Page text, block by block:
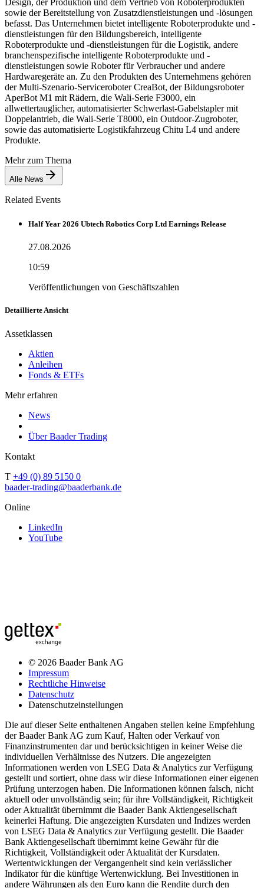
sowie der Bereitstellung von Zusatzdienstleistungen und -lösungen
befasst. Das Unternehmen bietet intelligente Roboterprodukte und -
dienstleistungen für den Bildungsbereich, intelligente
Roboterprodukte und -dienstleistungen für die Logistik, andere
branchenspezifische intelligente Roboterprodukte und -
dienstleistungen sowie Roboter für Verbraucher und andere
Hardwaregeräte an. Zu den Produkten des Unternehmens gehören
der Multi-Szenario-Serviceroboter CreaBot, der Bildungsroboter
AperBot M1 mit Rädern, die Wali-Serie F3000, ein
allwettertauglicher, automatisierter Schwerlast-Gabelstapler mit
Doppelantrieb, die Wali-Serie T8000, ein Outdoor-Zugroboter,
sowie das automatisierte Logistikfahrzeug Chitu L4 und andere
Produkte.
Mehr zum Thema
Alle News
Related Events
Half Year 2026 Ubtech Robotics Corp Ltd Earnings Release
27.08.2026
10:59
Veröffentlichungen von Geschäftszahlen
Detaillierte Ansicht
Assetklassen
Aktien
Anleihen
Fonds & ETFs
Mehr erfahren
News
Über Baader Trading
Kontakt
T +49 (0) 89 5150 0
baader-trading@baaderbank.de
Online
LinkedIn
YouTube
© 2026 Baader Bank AG
Impressum
Rechtliche Hinweise
Datenschutz
Datenschutzeinstellungen
Die auf dieser Seite enthaltenen Angaben stellen keine Empfehlung
der Baader Bank AG zum Kauf, Halten oder Verkauf von
Finanzinstrumenten dar und berücksichtigen in keiner Weise die
individuellen Verhältnisse des Nutzers. Die angezeigten
Informationen werden von LSEG Data & Analytics zur Verfügung
gestellt und sortiert, ohne dass wir diese Informationen einer eigenen
Prüfung unterzogen haben. Die Informationen können falsch, nicht
aktuell oder unvollständig sein; für ihre Vollständigkeit, Richtigkeit
oder Aktualität übernimmt die Baader Bank Aktiengesellschaft
keinerlei Haftung. Die angezeigten Kursdaten und Indizes werden
von LSEG Data & Analytics zur Verfügung gestellt. Die Baader
Bank Aktiengesellschaft übernimmt keine Gewähr für die
Richtigkeit, Vollständigkeit oder Aktualität der Kursdaten.
Wertentwicklungen der Vergangenheit sind kein verlässlicher
Indikator für die künftige Wertenwicklung. Bei Investitionen in
andere Währungen als den Euro kann die Rendite durch den